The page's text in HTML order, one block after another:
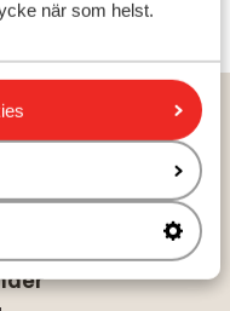
när som helst.